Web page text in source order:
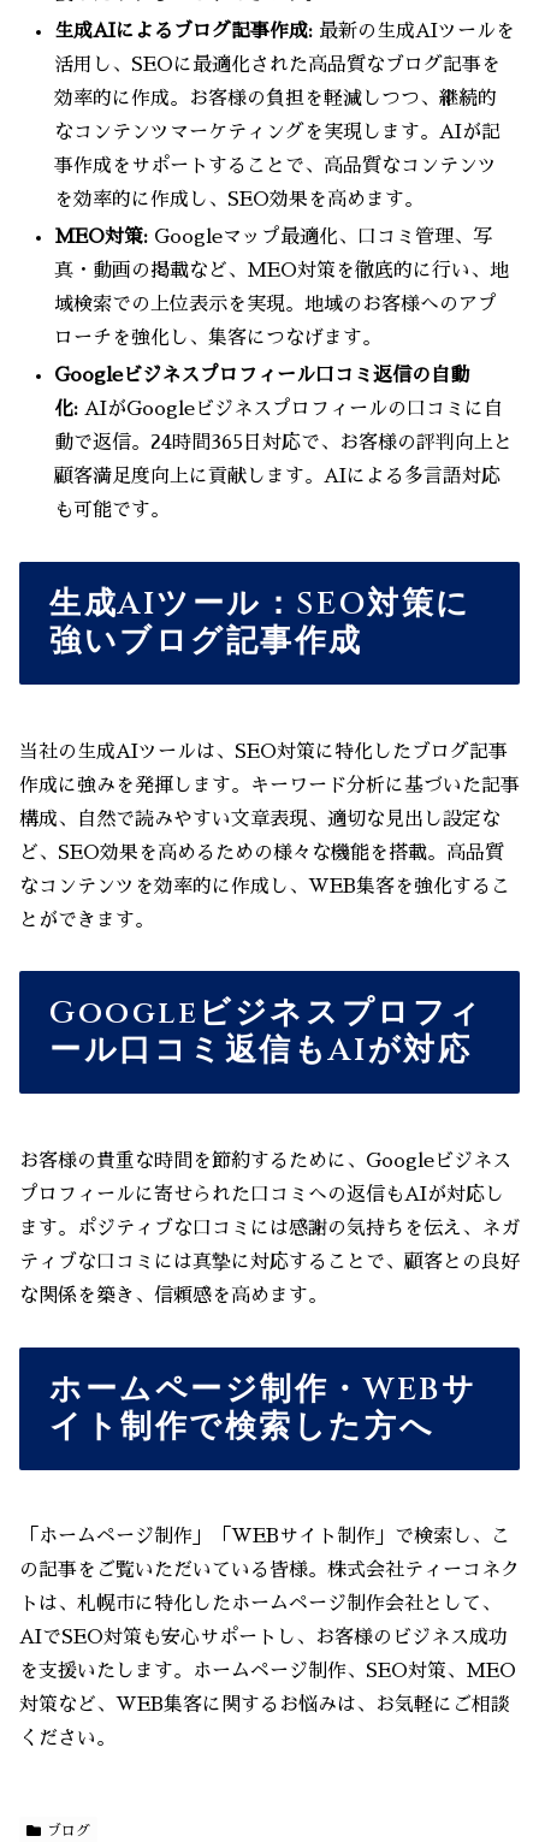
生成AIによるブログ記事作成: 最新の生成AIツールを
活用し、SEOに最適化された高品質なブログ記事を
効率的に作成。お客様の負担を軽減しつつ、継続的
なコンテンツマーケティングを実現します。AIが記
事作成をサポートすることで、高品質なコンテンツ
を効率的に作成し、SEO効果を高めます。
MEO対策: Googleマップ最適化、口コミ管理、写
真・動画の掲載など、MEO対策を徹底的に行い、地
域検索での上位表示を実現。地域のお客様へのアプ
ローチを強化し、集客につなげます。
Googleビジネスプロフィール口コミ返信の自動
化: AIがGoogleビジネスプロフィールの口コミに自
動で返信。24時間365日対応で、お客様の評判向上と
顧客満足度向上に貢献します。AIによる多言語対応
も可能です。
生成AIツール：SEO対策に
強いブログ記事作成
当社の生成AIツールは、SEO対策に特化したブログ記事
作成に強みを発揮します。キーワード分析に基づいた記事
構成、自然で読みやすい文章表現、適切な見出し設定な
ど、SEO効果を高めるための様々な機能を搭載。高品質
なコンテンツを効率的に作成し、WEB集客を強化するこ
とができます。
Googleビジネスプロフィ
ール口コミ返信もAIが対応
お客様の貴重な時間を節約するために、Googleビジネス
プロフィールに寄せられた口コミへの返信もAIが対応し
ます。ポジティブな口コミには感謝の気持ちを伝え、ネガ
ティブな口コミには真摯に対応することで、顧客との良好
な関係を築き、信頼感を高めます。
ホームページ制作・WEBサ
イト制作で検索した方へ
「ホームページ制作」「WEBサイト制作」で検索し、こ
の記事をご覧いただいている皆様。株式会社ティーコネク
トは、札幌市に特化したホームページ制作会社として、
AIでSEO対策も安心サポートし、お客様のビジネス成功
を支援いたします。ホームページ制作、SEO対策、MEO
対策など、WEB集客に関するお悩みは、お気軽にご相談
ください。
ブログ